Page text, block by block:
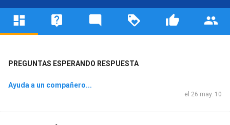
PREGUNTAS ESPERANDO RESPUESTA
Ayuda a un compañero...
el 26 may. 10